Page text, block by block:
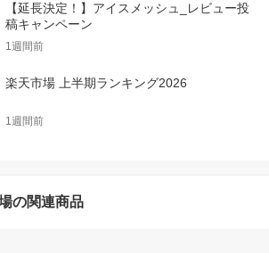
【延長決定！】アイスメッシュ_レビュー投
稿キャンペーン
1週間前
楽天市場 上半期ランキング2026
1週間前
の関連商品